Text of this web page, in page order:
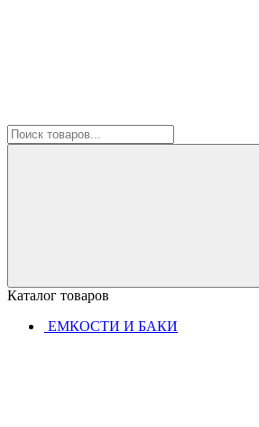
Каталог товаров
ЕМКОСТИ И БАКИ